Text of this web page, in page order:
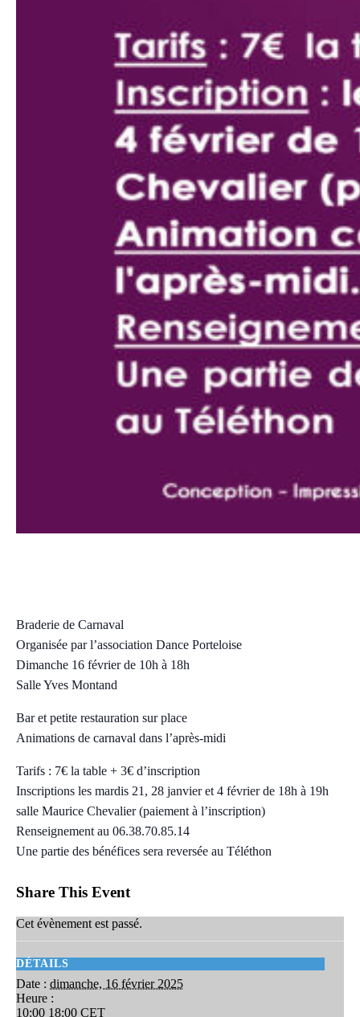
Braderie de Carnaval
Organisée par l’association Dance Porteloise
Dimanche 16 février de 10h à 18h
Salle Yves Montand
Bar et petite restauration sur place
Animations de carnaval dans l’après-midi
Tarifs : 7€ la table + 3€ d’inscription
Inscriptions les mardis 21, 28 janvier et 4 février de 18h à 19h
salle Maurice Chevalier (paiement à l’inscription)
Renseignement au 06.38.70.85.14
Une partie des bénéfices sera reversée au Téléthon
Share This Event
Cet évènement est passé.
DÉTAILS
Date : dimanche, 16 février 2025
Heure :
10:00 18:00 CET